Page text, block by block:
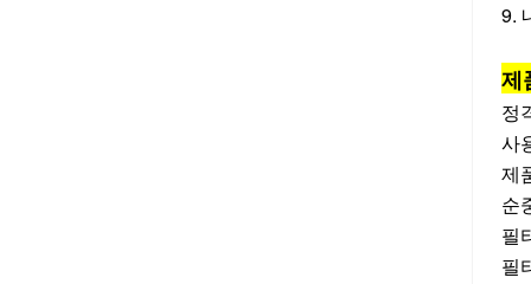
9.
제
정
사
제
순
필
필